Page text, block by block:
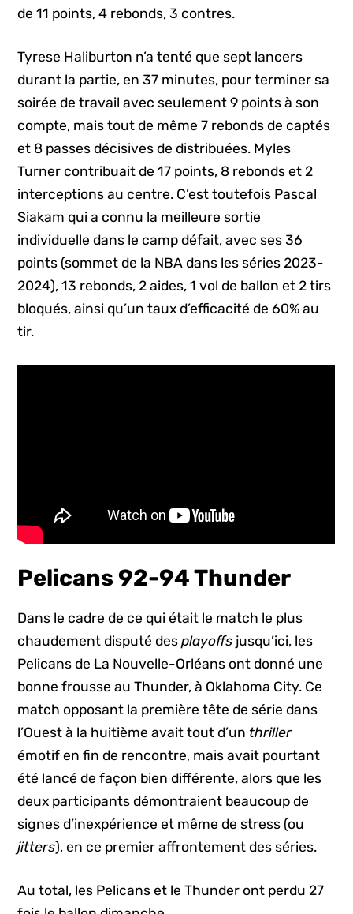
de 11 points, 4 rebonds, 3 contres.
Tyrese Haliburton n’a tenté que sept lancers
durant la partie, en 37 minutes, pour terminer sa
soirée de travail avec seulement 9 points à son
compte, mais tout de même 7 rebonds de captés
et 8 passes décisives de distribuées. Myles
Turner contribuait de 17 points, 8 rebonds et 2
interceptions au centre. C’est toutefois Pascal
Siakam qui a connu la meilleure sortie
individuelle dans le camp défait, avec ses 36
points (sommet de la NBA dans les séries 2023-
2024), 13 rebonds, 2 aides, 1 vol de ballon et 2 tirs
bloqués, ainsi qu’un taux d’efficacité de 60% au
tir.
Pelicans 92-94 Thunder
Dans le cadre de ce qui était le match le plus
chaudement disputé desplayoffs jusqu’ici, les
Pelicans de La Nouvelle-Orléans ont donné une
bonne frousse au Thunder, à Oklahoma City. Ce
match opposant la première tête de série dans
l’Ouest à la huitième avait tout d’un thriller
émotif en fin de rencontre, mais avait pourtant
été lancé de façon bien différente, alors que les
deux participants démontraient beaucoup de
signes d’inexpérience et même de stress (ou
jitters), en ce premier affrontement des séries.
Au total, les Pelicans et le Thunder ont perdu 27